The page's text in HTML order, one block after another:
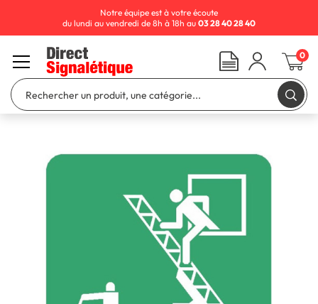
Notre équipe est à votre écoute
du lundi au vendredi de 8h à 18h au 03 28 40 28 40
0